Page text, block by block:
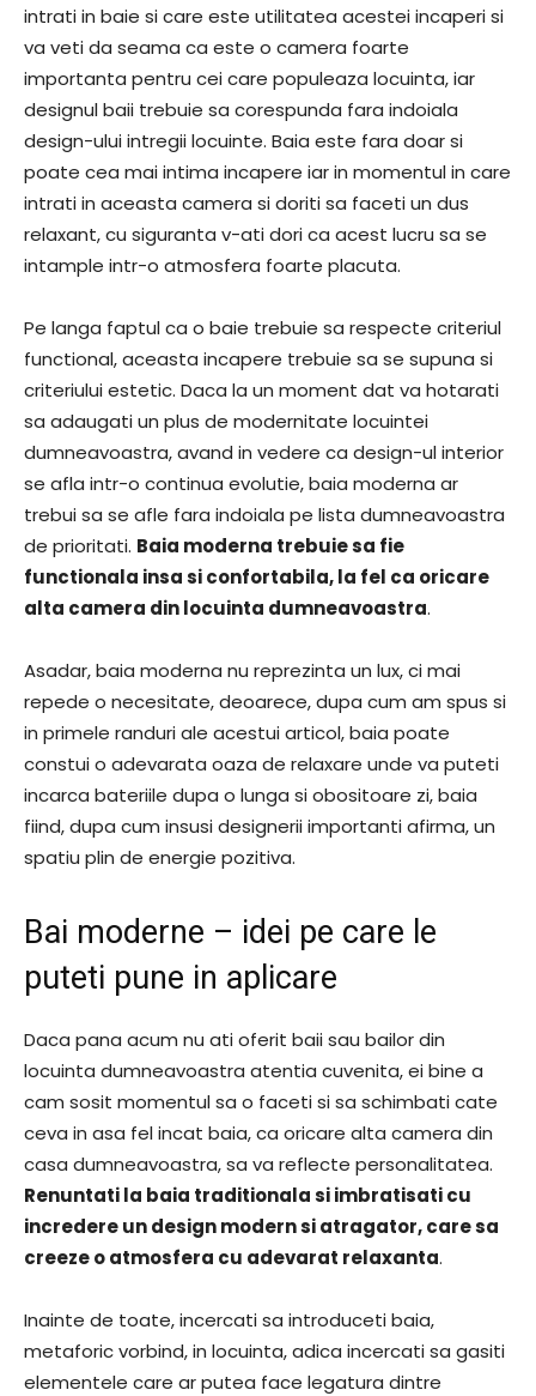
intrati in baie si care este utilitatea acestei incaperi si
va veti da seama ca este o camera foarte
importanta pentru cei care populeaza locuinta, iar
designul baii trebuie sa corespunda fara indoiala
design-ului intregii locuinte. Baia este fara doar si
poate cea mai intima incapere iar in momentul in care
intrati in aceasta camera si doriti sa faceti un dus
relaxant, cu siguranta v-ati dori ca acest lucru sa se
intample intr-o atmosfera foarte placuta.
Pe langa faptul ca o baie trebuie sa respecte criteriul
functional, aceasta incapere trebuie sa se supuna si
criteriului estetic. Daca la un moment dat va hotarati
sa adaugati un plus de modernitate locuintei
dumneavoastra, avand in vedere ca design-ul interior
se afla intr-o continua evolutie, baia moderna ar
trebui sa se afle fara indoiala pe lista dumneavoastra
de prioritati. Baia moderna trebuie sa fie
functionala insa si confortabila, la fel ca oricare
alta camera din locuinta dumneavoastra.
Asadar, baia moderna nu reprezinta un lux, ci mai
repede o necesitate, deoarece, dupa cum am spus si
in primele randuri ale acestui articol, baia poate
constui o adevarata oaza de relaxare unde va puteti
incarca bateriile dupa o lunga si obositoare zi, baia
fiind, dupa cum insusi designerii importanti afirma, un
spatiu plin de energie pozitiva.
Bai moderne – idei pe care le
puteti pune in aplicare
Daca pana acum nu ati oferit baii sau bailor din
locuinta dumneavoastra atentia cuvenita, ei bine a
cam sosit momentul sa o faceti si sa schimbati cate
ceva in asa fel incat baia, ca oricare alta camera din
casa dumneavoastra, sa va reflecte personalitatea.
Renuntati la baia traditionala si imbratisati cu
incredere un design modern si atragator, care sa
creeze o atmosfera cu adevarat relaxanta.
Inainte de toate, incercati sa introduceti baia,
metaforic vorbind, in locuinta, adica incercati sa gasiti
elementele care ar putea face legatura dintre